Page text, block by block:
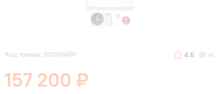
Код товара: 00006481 4.6 41
157 200 ₽